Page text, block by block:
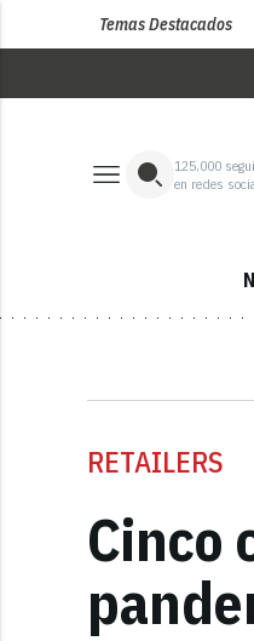
Temas Destacados
125,000
en redes
RETAILERS
Cinco